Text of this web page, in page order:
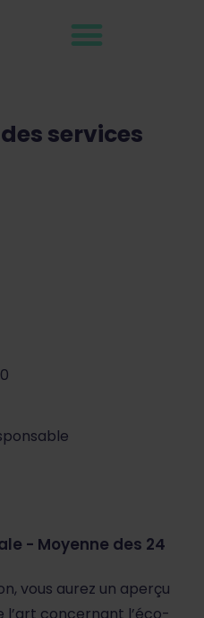
services
- Moyenne des 24
vous aurez un aperçu